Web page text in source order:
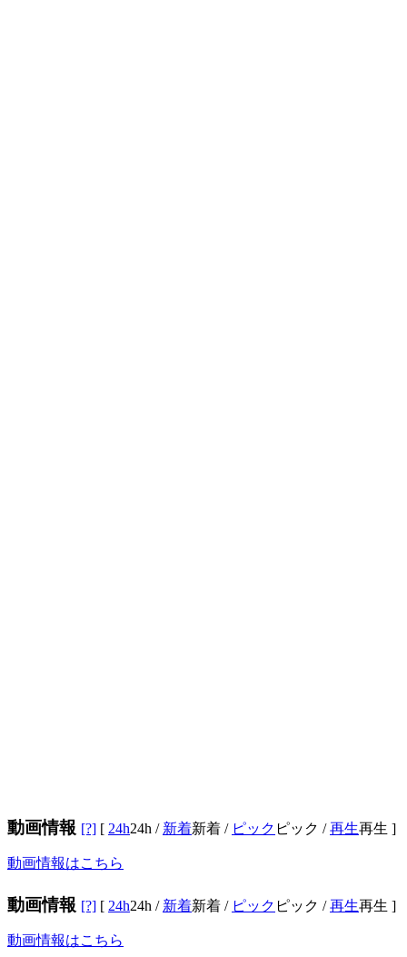
動画情報 [?] [ 24h24h / 新着新着 / ピック ピック /再生再生 ]
動画情報はこちら
動画情報 [?] [ 24h24h / 新着新着 / ピック ピック /再生再生 ]
動画情報はこちら